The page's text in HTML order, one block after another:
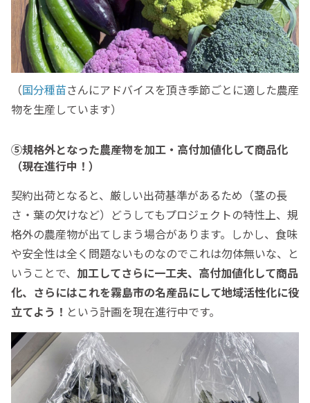
（国分種苗さんにアドバイスを頂き季節ごとに適した農産
物を生産しています）
⑤規格外となった農産物を加工・高付加値化して商品化
（現在進行中！）
契約出荷となると、厳しい出荷基準があるため（茎の長
さ・葉の欠けなど）どうしてもプロジェクトの特性上、規
格外の農産物が出てしまう場合があります。しかし、食味
や安全性は全く問題ないものなのでこれは勿体無いな、と
いうことで、 加工してさらに一工夫、高付加値化して商品
化、さらにはこれを霧島市の名産品にして地域活性化に役
立てよう！ という計画を現在進行中です。